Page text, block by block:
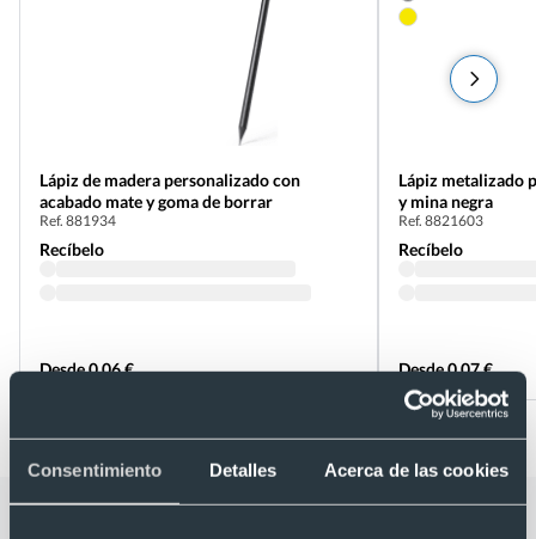
Consentimiento Detalles Acerca de las cookies
Lápiz de madera personalizado con
acabado mate y goma de borrar
Ref. 881934
Recíbelo
Desde 0,06 €
Lápiz metalizado
y mina negra
Ref. 8821603
Recíbelo
Desde 0,07 €